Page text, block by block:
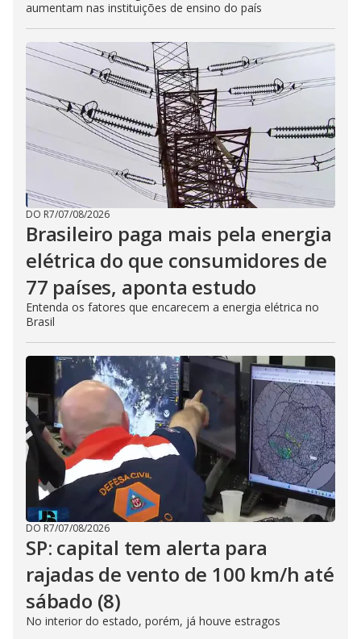
aumentam nas instituições de ensino do país
DO R7/07/08/2026
Brasileiro paga mais pela energia
elétrica do que consumidores de
77 países, aponta estudo
Entenda os fatores que encarecem a energia elétrica no
Brasil
DO R7/07/08/2026
SP: capital tem alerta para
rajadas de vento de 100 km/h até
sábado (8)
No interior do estado, porém, já houve estragos